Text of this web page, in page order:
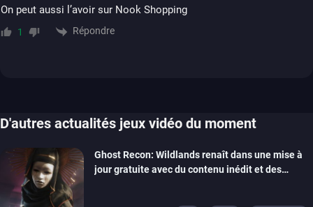
On peut aussi l’avoir sur Nook Shopping
1 Répondre
D'autres actualités jeux vidéo du moment
Ghost Recon: Wildlands renaît dans une mise à
jour gratuite avec du contenu inédit et des